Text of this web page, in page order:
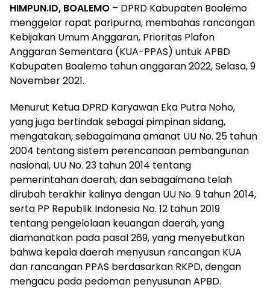
HIMPUN.ID, BOALEMO – DPRD Kabupaten Boalemo
menggelar rapat paripurna, membahas rancangan
Kebijakan Umum Anggaran, Prioritas Plafon
Anggaran Sementara (KUA-PPAS) untuk APBD
Kabupaten Boalemo tahun anggaran 2022, Selasa, 9
November 2021.
Menurut Ketua DPRD Karyawan Eka Putra Noho,
yang juga bertindak sebagai pimpinan sidang,
mengatakan, sebagaimana amanat UU No. 25 tahun
2004 tentang sistem perencanaan pembangunan
nasional, UU No. 23 tahun 2014 tentang
pemerintahan daerah, dan sebagaimana telah
dirubah terakhir kalinya dengan UU No. 9 tahun 2014,
serta PP Republik Indonesia No. 12 tahun 2019
tentang pengelolaan keuangan daerah, yang
diamanatkan pada pasal 269, yang menyebutkan
bahwa kepala daerah menyusun rancangan KUA
dan rancangan PPAS berdasarkan RKPD, dengan
mengacu pada pedoman penyusunan APBD.